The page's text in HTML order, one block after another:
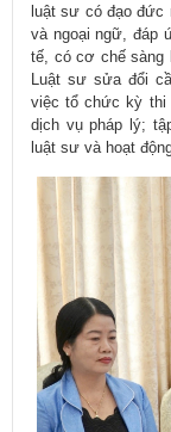
luật sư có đạo đức
và ngoại ngữ, đáp
tế, có cơ chế sàng
Luật sư sửa đổi
việc tổ chức kỳ thi
dịch vụ pháp lý;
luật sư và hoạt